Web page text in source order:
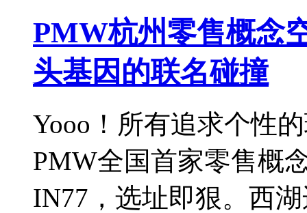
PMW杭州零售概念
头基因的联名碰撞
Yooo！所有追求个性
PMW全国首家零售概
IN77，选址即狠。西